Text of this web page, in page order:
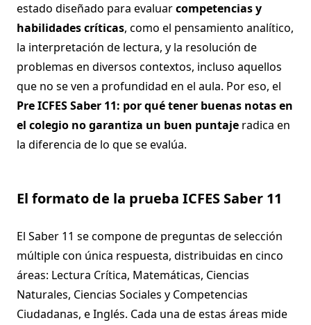
estado diseñado para evaluarcompetencias y
habilidades críticas, como el pensamiento analítico,
la interpretación de lectura, y la resolución de
problemas en diversos contextos, incluso aquellos
que no se ven a profundidad en el aula. Por eso, el
Pre ICFES Saber 11: por qué tener buenas notas en
el colegio no garantiza un buen puntaje radica en
la diferencia de lo que se evalúa.
El formato de la prueba ICFES Saber 11
El Saber 11 se compone de preguntas de selección
múltiple con única respuesta, distribuidas en cinco
áreas: Lectura Crítica, Matemáticas, Ciencias
Naturales, Ciencias Sociales y Competencias
Ciudadanas, e Inglés. Cada una de estas áreas mide